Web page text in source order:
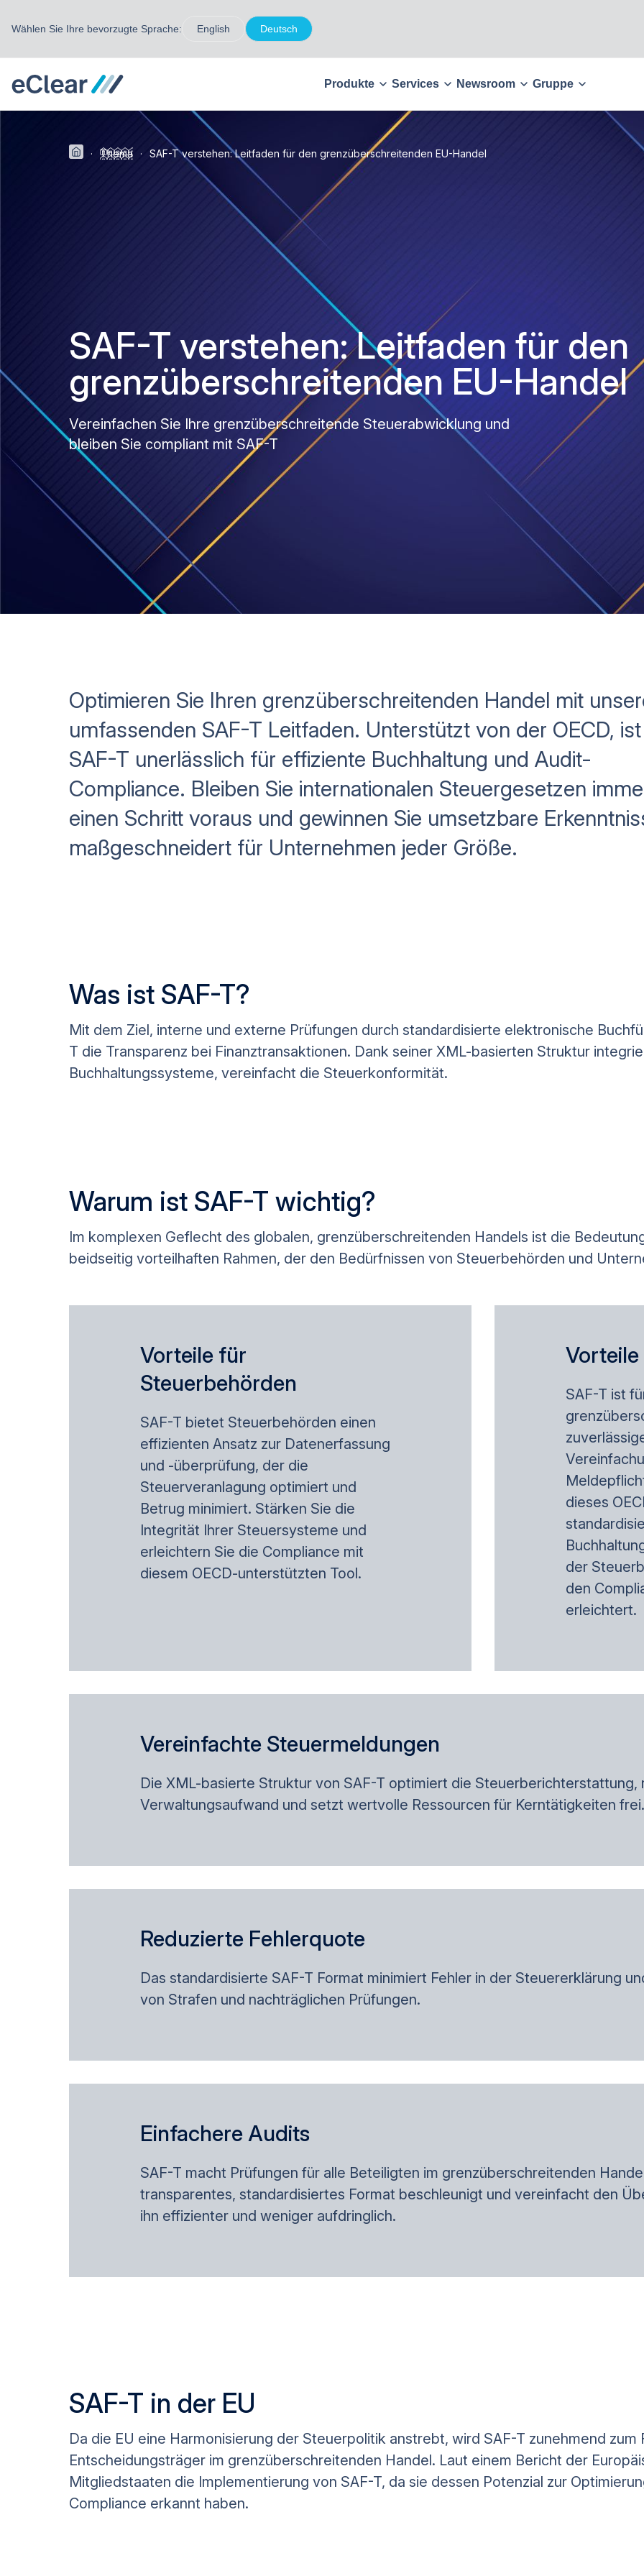
Wählen Sie Ihre bevorzugte Sprache: English Deutsch
Produkte Services Newsroom Gruppe
· Thema · SAF-T verstehen: Leitfaden für den grenzüberschreitenden EU-Handel
SAF-T verstehen: Leitfaden für den
grenzüberschreitenden EU-Handel
Vereinfachen Sie Ihre grenzüberschreitende Steuerabwicklung und
bleiben Sie compliant mit SAF-T
Optimieren Sie Ihren grenzüberschreitenden Handel mit
umfassenden SAF-T Leitfaden. Unterstützt von der OECD, ist
SAF-T unerlässlich für effiziente Buchhaltung und Audit-
Compliance. Bleiben Sie internationalen Steuergesetzen
einen Schritt voraus und gewinnen Sie umsetzbare
maßgeschneidert für Unternehmen jeder Größe.
Was ist SAF-T?
Mit dem Ziel, interne und externe Prüfungen durch standardisierte elektronische
T die Transparenz bei Finanztransaktionen. Dank seiner XML-basierten Struktur
Buchhaltungssysteme, vereinfacht die Steuerkonformität.
Warum ist SAF-T wichtig?
Im komplexen Geflecht des globalen, grenzüberschreitenden Handels ist die
beidseitig vorteilhaften Rahmen, der den Bedürfnissen von Steuerbehörden und
Vorteile für
Steuerbehörden
SAF-T bietet Steuerbehörden einen
effizienten Ansatz zur Datenerfassung
und -überprüfung, der die
Steuerveranlagung optimiert und
Betrug minimiert. Stärken Sie die
Integrität Ihrer Steuersysteme und
erleichtern Sie die Compliance mit
diesem OECD-unterstützten Tool.
SAF-T ist
dieses
der
den
erleichtert.
Vereinfachte Steuermeldungen
Die XML-basierte Struktur von SAF-T optimiert die Steuerberichterstattung,
Verwaltungsaufwand und setzt wertvolle Ressourcen für Kerntätigkeiten frei.
Reduzierte Fehlerquote
Das standardisierte SAF-T Format minimiert Fehler in der Steuererklärung
von Strafen und nachträglichen Prüfungen.
Einfachere Audits
SAF-T macht Prüfungen für alle Beteiligten im grenzüberschreitenden
transparentes, standardisiertes Format beschleunigt und vereinfacht den
ihn effizienter und weniger aufdringlich.
SAF-T in der EU
Da die EU eine Harmonisierung der Steuerpolitik anstrebt, wird SAF-T zunehmend
Entscheidungsträger im grenzüberschreitenden Handel. Laut einem Bericht der
Mitgliedstaaten die Implementierung von SAF-T, da sie dessen Potenzial zur
Compliance erkannt haben.